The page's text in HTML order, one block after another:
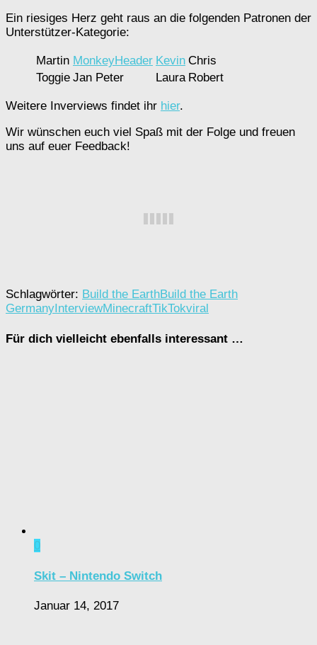
Ein riesiges Herz geht raus an die folgenden Patronen der
Unterstützer-Kategorie:
Martin MonkeyHeader Kevin Chris
Toggie Jan Peter Laura Robert
Weitere Inverviews findet ihr hier.
Wir wünschen euch viel Spaß mit der Folge und freuen
uns auf euer Feedback!
Schlagwörter: Build the EarthBuild the Earth
Germany InterviewMinecraftTikTokviral
Für dich vielleicht ebenfalls interessant …
0
Skit – Nintendo Switch
Januar 14, 2017